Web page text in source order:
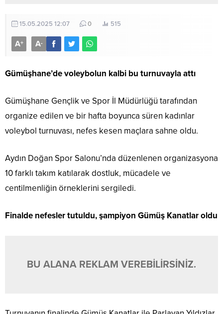
15.05.2025 12:07 0 515
A+ A-
Gümüşhane’de voleybolun kalbi bu turnuvayla attı
Gümüşhane Gençlik ve Spor İl Müdürlüğü tarafından
organize edilen ve bir hafta boyunca süren kadınlar
voleybol turnuvası, nefes kesen maçlara sahne oldu.
Aydın Doğan Spor Salonu’nda düzenlenen organizasyona
10 farklı takım katılarak dostluk, mücadele ve
centilmenliğin örneklerini sergiledi.
Finalde nefesler tutuldu, şampiyon Gümüş Kanatlar oldu
BU ALANA REKLAM VEREBİLİRSİNİZ.